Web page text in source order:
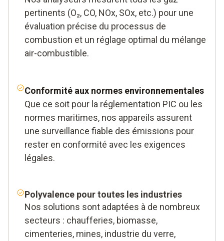
pertinents (O₂, CO, NOx, SOx, etc.) pour une
évaluation précise du processus de
combustion et un réglage optimal du mélange
air-combustible.
Conformité aux normes environnementales
Que ce soit pour la réglementation PIC ou les
normes maritimes, nos appareils assurent
une surveillance fiable des émissions pour
rester en conformité avec les exigences
légales.
Polyvalence pour toutes les industries
Nos solutions sont adaptées à de nombreux
secteurs : chaufferies, biomasse,
cimenteries, mines, industrie du verre,